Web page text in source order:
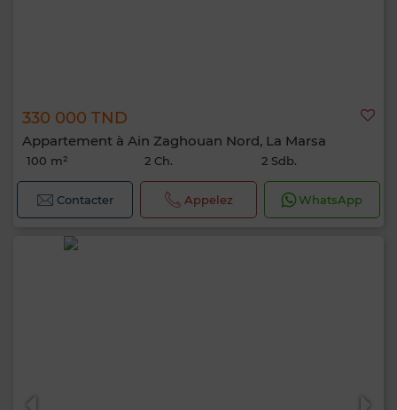
330 000 TND
Appartement à Ain Zaghouan Nord, La Marsa
100 m² 2 Ch. 2 Sdb.
Contacter Appelez WhatsApp